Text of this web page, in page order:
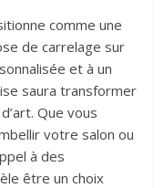
comme une
de carrelage sur
et à un
saura transformer
Que vous
votre salon ou
à des
être un choix